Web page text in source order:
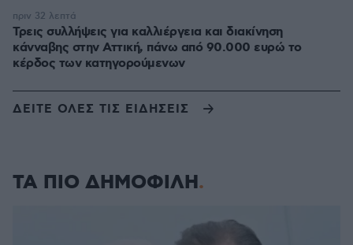
Τρεις συλλήψεις για καλλιέργεια και διακίνηση
κάνναβης στην Αττική, πάνω από 90.000 ευρώ το
κέρδος των κατηγορούμενων
πριν 32 λεπτά
ΔΕΙΤΕ ΟΛΕΣ ΤΙΣ ΕΙΔΗΣΕΙΣ
ΤΑ ΠΙΟ ΔΗΜΟΦΙΛΗ